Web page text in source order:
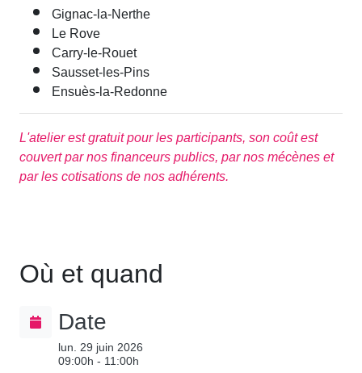
Gignac-la-Nerthe
Le Rove
Carry-le-Rouet
Sausset-les-Pins
Ensuès-la-Redonne
L'atelier est gratuit pour les participants, son coût est
couvert par nos financeurs publics, par nos mécènes et
par les cotisations de nos adhérents.
Où et quand
Date
lun. 29 juin 2026
09:00h - 11:00h